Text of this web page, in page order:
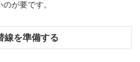
が要です。
線を準備する